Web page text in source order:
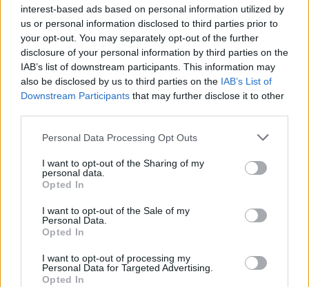
interest-based ads based on personal information utilized by
us or personal information disclosed to third parties prior to
your opt-out. You may separately opt-out of the further
disclosure of your personal information by third parties on the
IAB’s list of downstream participants. This information may
also be disclosed by us to third parties on the IAB’s List of
Downstream Participants that may further disclose it to other
Personal Data Processing Opt Outs
I want to opt-out of the Sharing of my
personal data.
Opted In
I want to opt-out of the Sale of my
Personal Data.
Opted In
I want to opt-out of processing my
Personal Data for Targeted Advertising.
Opted In
Facebook
Twitter
FACEBOOK
ΛΙΑΡΟΠΟΥΛΟΣ,ΠΟΛΕΜΟΣ,ΡΕΠΟΡΤΑΖ ΥΓΕΙΑΣ
ΥΠΟΥΡΓΕΙΟ ΥΓΕΙΑΣ